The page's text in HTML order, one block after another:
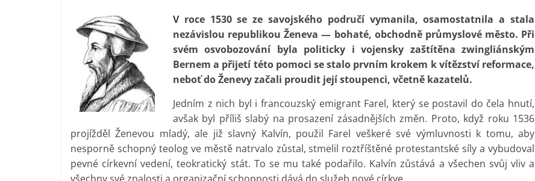
V roce 1530 se ze savojského područí vymanila, osamostatnila a stala
nezávislou republikou Ženeva — bohaté, obchodně průmyslové město. Při
svém osvobozování byla politicky i vojensky zaštítěna zwingliánským
Bernem a přijetí této pomoci se stalo prvním krokem k vítězství reformace,
neboť do Ženevy začali proudit její stoupenci, včetně kazatelů.
Jedním z nich byl i francouzský emigrant Farel, který se postavil do čela hnutí,
avšak byl příliš slabý na prosazení zásadnějších změn. Proto, když roku 1536
projížděl Ženevou mladý, ale již slavný Kalvín, použil Farel veškeré své výmluvnosti k tomu, aby
nesporně schopný teolog ve městě natrvalo zůstal, stmelil roztříštěné protestantské síly a vybudoval
pevné církevní vedení, teokratický stát. To se mu také podařilo. Kalvín zůstává a všechen svůj vliv a